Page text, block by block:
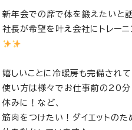
新年会での席で体を鍛えたいと
社長が希望を叶え会社にトレー
嬉しいことに冷暖房も完備され
使い方は様々でお仕事前の20
休みに！など、
筋肉をつけたい！ダイエットの